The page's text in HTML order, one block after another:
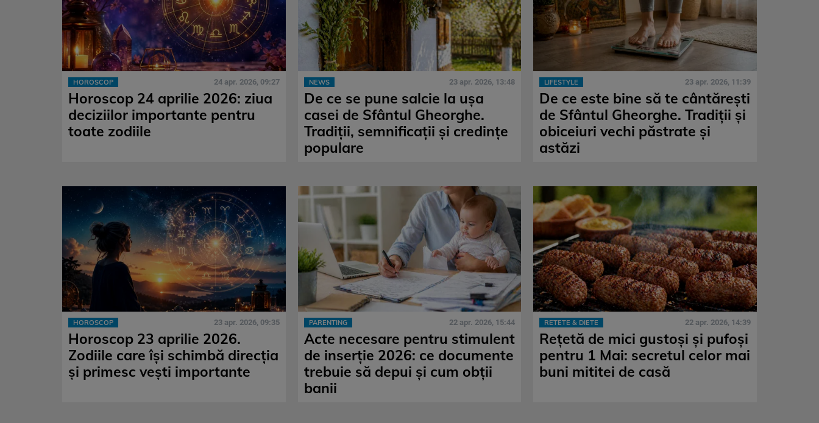
HOROSCOP 24 apr. 2026, 09:27
Horoscop 24 aprilie 2026: ziua
deciziilor importante pentru
toate zodiile
NEWS 23 apr. 2026, 13:48
De ce se pune salcie la ușa
casei de Sfântul Gheorghe.
Tradiții, semnificații și credințe
populare
LIFESTYLE 23 apr. 2026, 11:39
De ce este bine să te cântărești
de Sfântul Gheorghe. Tradiții și
obiceiuri vechi păstrate și
astăzi
HOROSCOP 23 apr. 2026, 09:35
Horoscop 23 aprilie 2026.
Zodiile care își schimbă direcția
și primesc vești importante
PARENTING 22 apr. 2026, 15:44
Acte necesare pentru stimulent
de inserție 2026: ce documente
trebuie să depui și cum obții
banii
RETETE & DIETE 22 apr. 2026, 14:39
Rețetă de mici gustoși și pufoși
pentru 1 Mai: secretul celor mai
buni mititei de casă